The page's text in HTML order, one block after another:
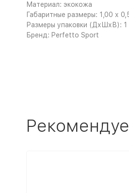
Материал: экокожа
Габаритные размеры: 1,00 х
Размеры упаковки (ДхШхВ):
Бренд: Perfetto Sport